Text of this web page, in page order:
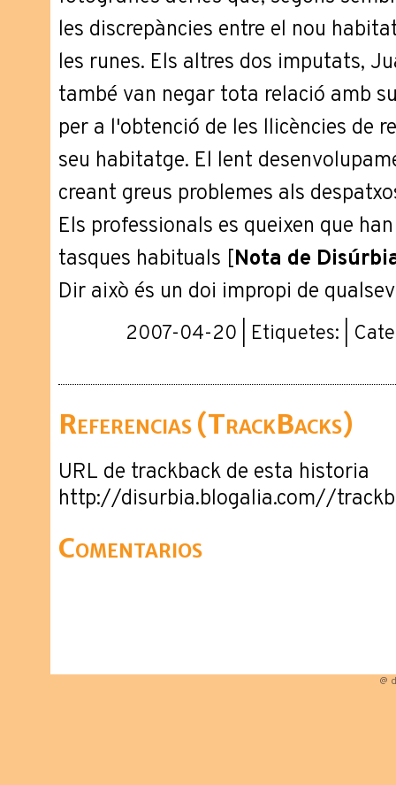
les discrepàncies entre el nou
les runes. Els altres dos imputats,
també van negar tota relació amb
per a l'obtenció de les llicències de
seu habitatge. El lent
creant greus problemes als
Els professionals es queixen que
tasques habituals [Nota de
Dir això és un doi impropi de
2007-04-20 | Etiquetes: |
Referencias (TrackBacks)
URL de trackback de esta historia
http://disurbia.blogalia.com//
Comentarios
@